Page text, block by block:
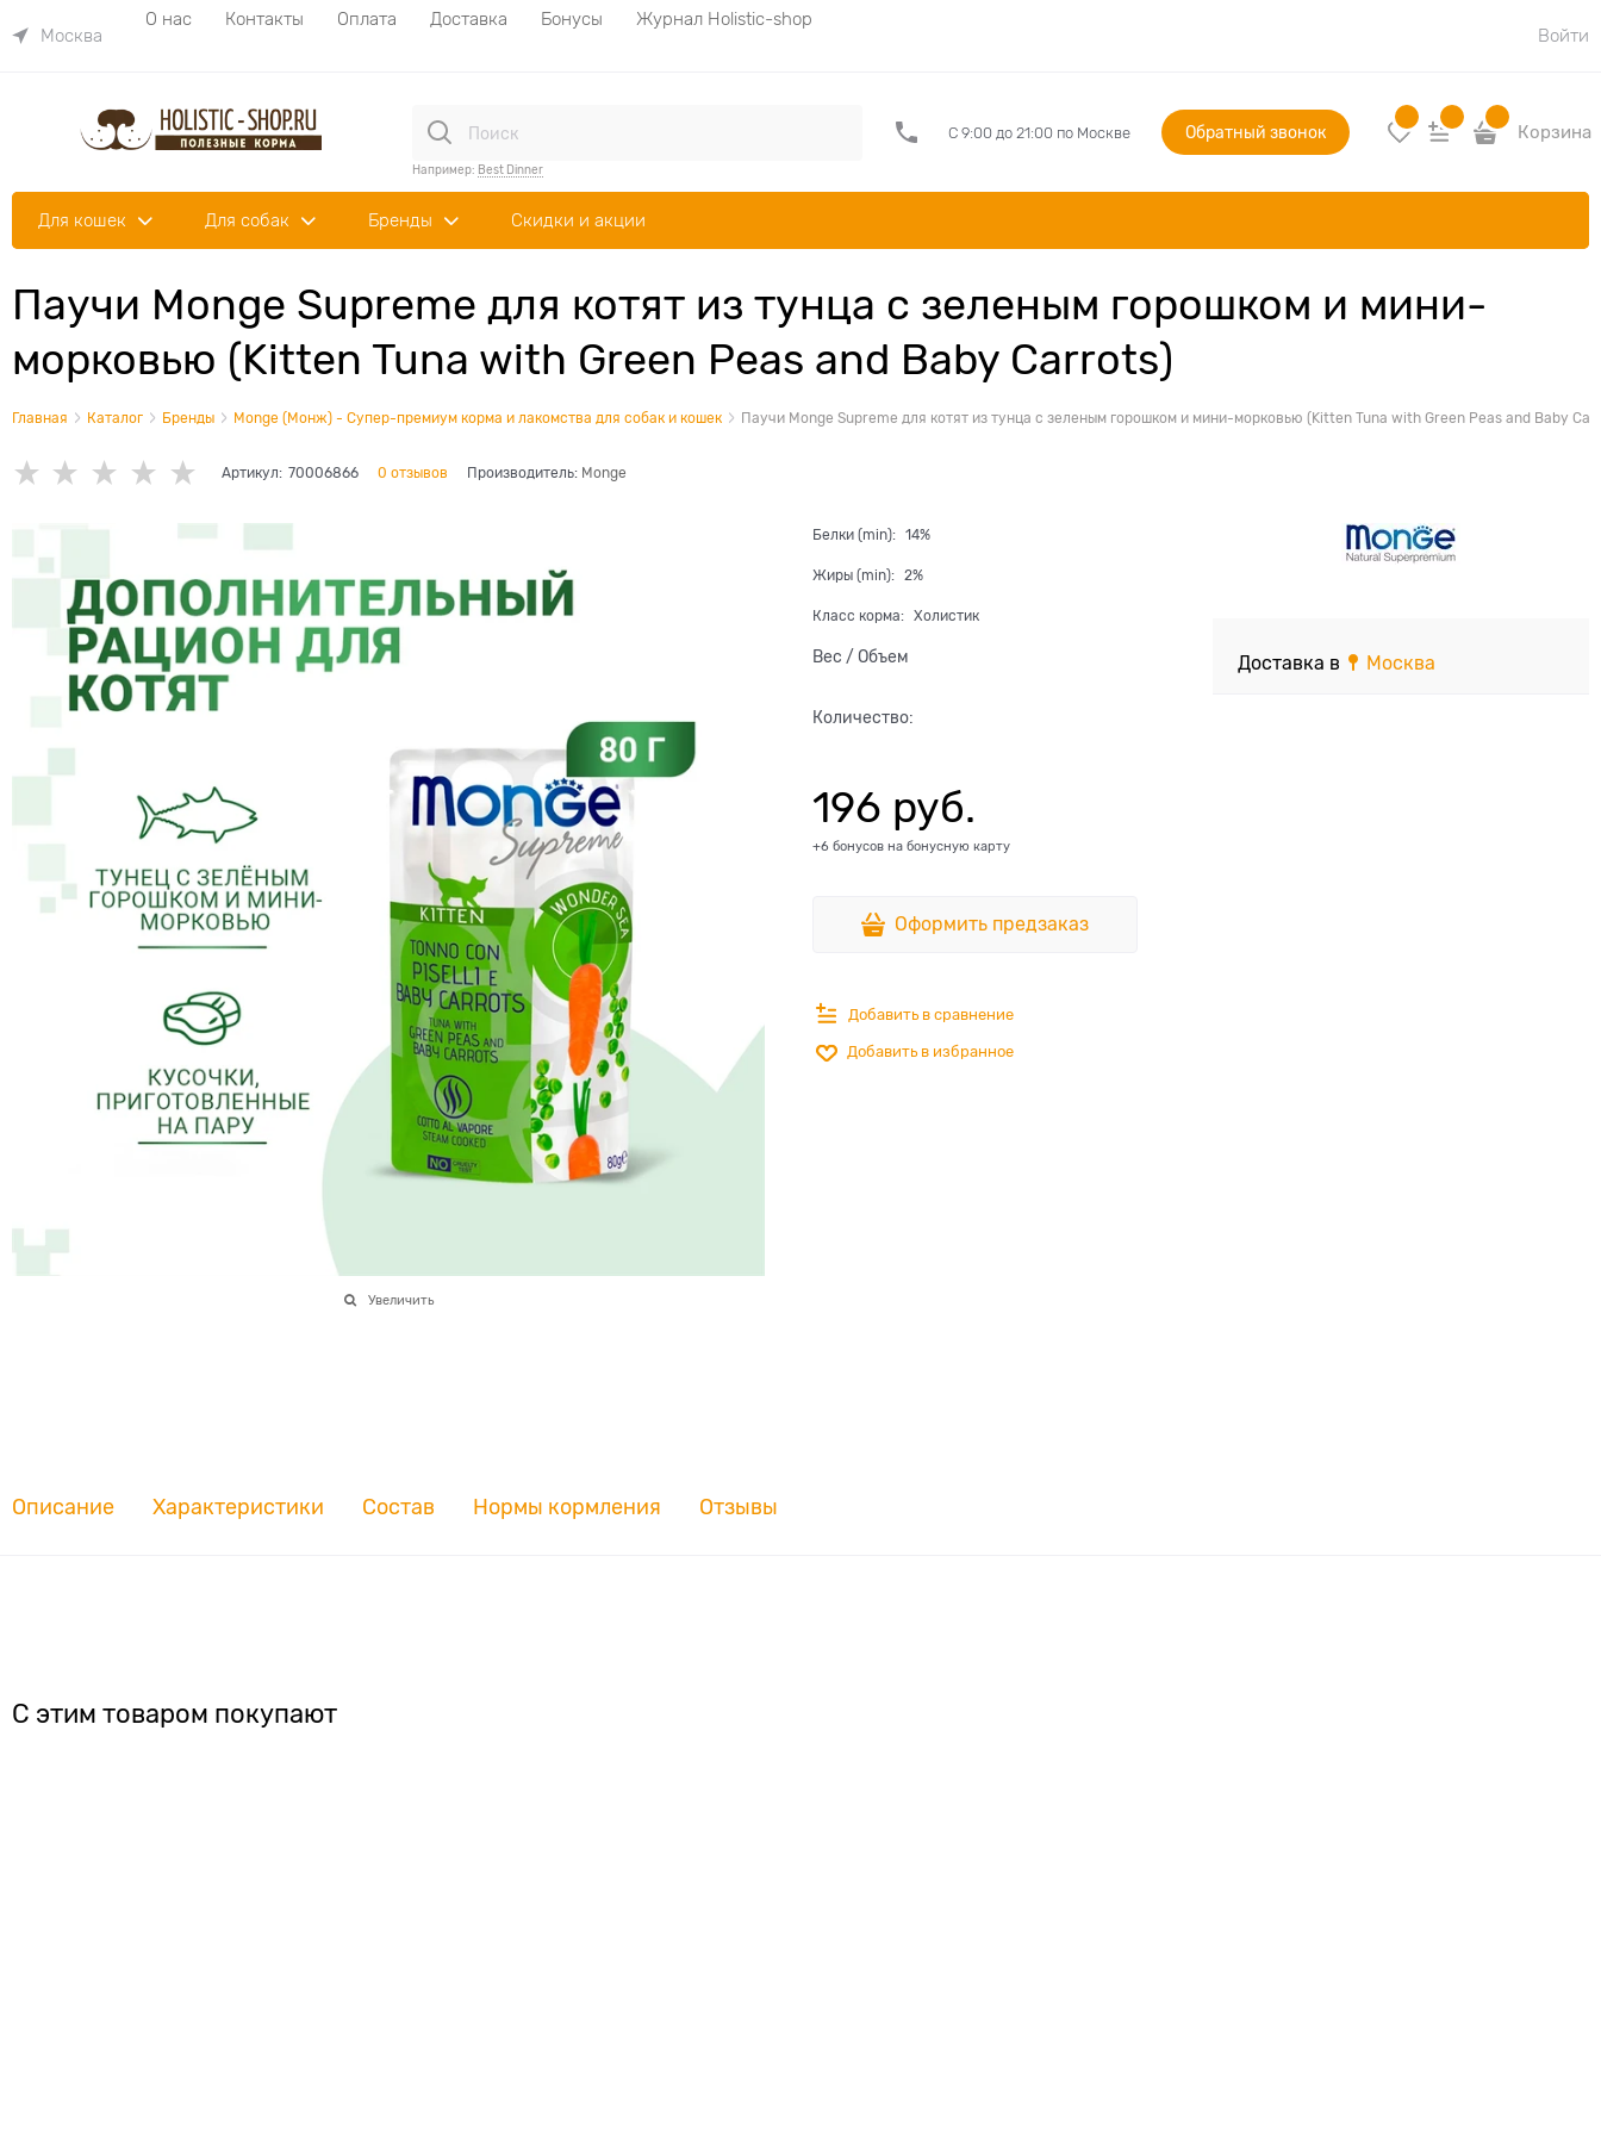
Москва
О нас Контакты Оплата Доставка Бонусы
Журнал Holistic-shop
Войти
Например: Best Dinner
С 9:00 до 21:00 по Москве Обратный звонок Корзина
Для кошек Для собак Бренды Скидки и акции
Паучи Monge Supreme для котят из тунца с зеленым горошком и мини-
морковью (Kitten Tuna with Green Peas and Baby Carrots)
Главная Каталог Бренды Monge (Монж) - Супер-премиум корма и лакомства для собак и кошек Паучи Monge Supreme для котят из тунца с зеленым горошком и мини-морковью (Kitten Tuna with Green Peas and Baby
Артикул: 70006866 0 отзывов Производитель: Monge
Увеличить
Белки (min): 14%
Жиры (min): 2%
Класс корма: Холистик
Вес / Объем
Количество:
196 руб.
+6 бонусов на бонусную карту
Оформить предзаказ
Добавить в сравнение
Добавить в избранное
Доставка в Москва
Описание Характеристики Состав Нормы кормления Отзывы
С этим товаром покупают